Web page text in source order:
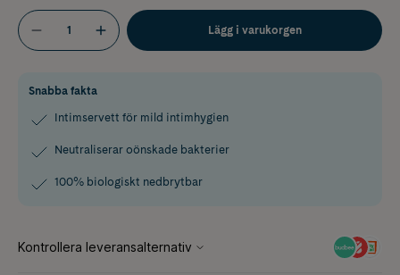
Lägg i varukorgen
Snabba fakta
Intimservett för mild intimhygien
Neutraliserar oönskade bakterier
100% biologiskt nedbrytbar